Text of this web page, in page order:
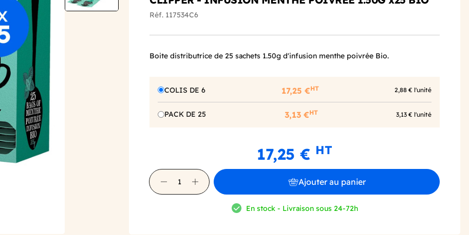
Réf. 117534C6
Boite distributrice de 25 sachets 1.50g d'infusion menthe poivrée Bio.
COLIS DE 6 17,25 €HT 2,88 € l'unité
PACK DE 25 3,13 €HT 3,13 € l'unité
17,25 € HT
Ajouter au panier
En stock - Livraison sous 24-72h